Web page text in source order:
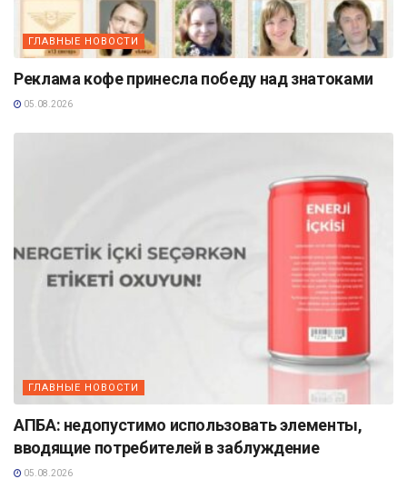
ГЛАВНЫЕ НОВОСТИ
Реклама кофе принесла победу над знатоками
05.08.2026
ГЛАВНЫЕ НОВОСТИ
АПБА: недопустимо использовать элементы,
вводящие потребителей в заблуждение
05.08.2026